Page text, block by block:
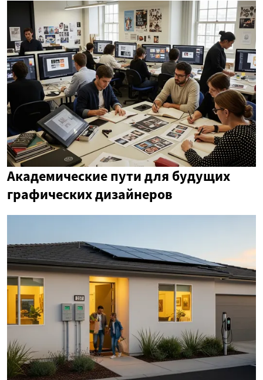
Академические пути для будущих
графических дизайнеров